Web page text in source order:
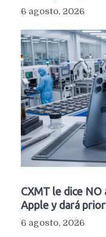
6 agosto, 2026
CXMT le dice NO
Apple y dará
6 agosto, 2026